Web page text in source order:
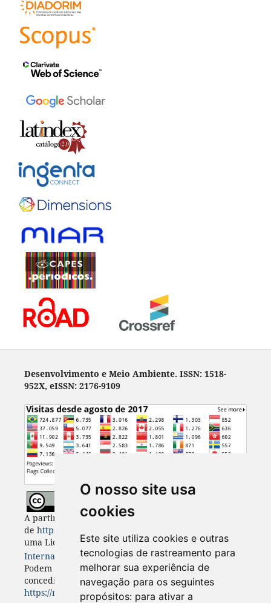
O nosso site usa
cookies
Este site utiliza cookies e outras
tecnologias de rastreamento para
melhorar sua experiência de
navegação para os seguintes
propósitos: para ativar a
Desenvolvimento e Meio Ambiente. ISSN: 1518-
952X, eISSN: 2176-9109
A partir de 2023, Desenvolvimento e Meio Ambiente
de https://revistas.ufpr.br/made
uma Licença
Creative Commons - Atribuição 4.0
Internacional . CC BY 4.0
Podem estar disponíveis autorizações adicionais às
concedidas no âmbito desta licença em
https://revistas.ufpr.br/made/about.